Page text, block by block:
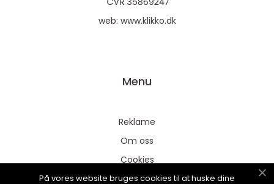
web: www.klikko.dk
Menu
Reklame
Om oss
Cookies
Kontakt Oss
På vores website bruges cookies til at huske dine